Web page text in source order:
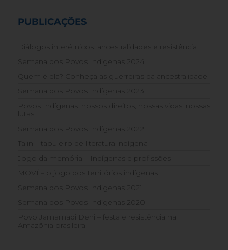
PUBLICAÇÕES
Diálogos interétnicos: ancestralidades e resistência
Semana dos Povos Indígenas 2024
Quem é ela? Conheça as guerreiras da ancestralidade
Semana dos Povos Indígenas 2023
Povos Indígenas: nossos direitos, nossas vidas, nossas
lutas
Semana dos Povos Indígenas 2022
Talin – tabuleiro de literatura indígena
Jogo da memória – Indígenas e profissões
MOVÍ – o jogo dos territórios indígenas
Semana dos Povos Indígenas 2021
Semana dos Povos Indígenas 2020
Povo Jamamadi Deni – festa e resistência na
Amazônia brasileira